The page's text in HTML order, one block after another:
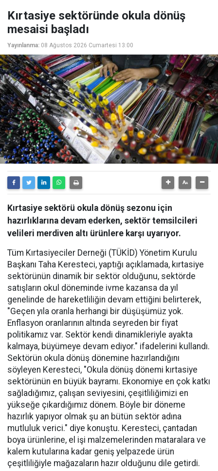
Kırtasiye sektöründe okula dönüş
mesaisi başladı
Yayınlanma: 08 Ağustos 2026 Cumartesi 13:00
Kırtasiye sektörü okula dönüş sezonu için
hazırlıklarına devam ederken, sektör temsilcileri
velileri merdiven altı ürünlere karşı uyarıyor.
Tüm Kırtasiyeciler Derneği (TÜKİD) Yönetim Kurulu
Başkanı Taha Keresteci, yaptığı açıklamada, kırtasiye
sektörünün dinamik bir sektör olduğunu, sektörde
satışların okul döneminde ivme kazansa da yıl
genelinde de hareketliliğin devam ettiğini belirterek,
"Geçen yıla oranla herhangi bir düşüşümüz yok.
Enflasyon oranlarının altında seyreden bir fiyat
politikamız var. Sektör kendi dinamikleriyle ayakta
kalmaya, büyümeye devam ediyor." ifadelerini kullandı.
Sektörün okula dönüş dönemine hazırlandığını
söyleyen Keresteci, "Okula dönüş dönemi kırtasiye
sektörünün en büyük bayramı. Ekonomiye en çok katkı
sağladığımız, çalışan seviyesini, çeşitliliğimizi en
yükseğe çıkardığımız dönem. Böyle bir döneme
hazırlık yapıyor olmak şu an bütün sektör adına
mutluluk verici." diye konuştu. Keresteci, çantadan
boya ürünlerine, el işi malzemelerinden mataralara ve
kalem kutularına kadar geniş yelpazede ürün
çeşitliliğiyle mağazaların hazır olduğunu dile getirdi.